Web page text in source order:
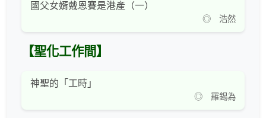
國父女婿戴恩賽是港產（一）
◎ 浩然
【聖化工作間】
神聖的「工時」
◎ 羅錫為